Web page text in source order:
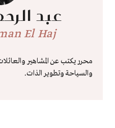
عبد
El Haj
محرر يكتب عن المشاهير
والسياحة وتطوير الذات.